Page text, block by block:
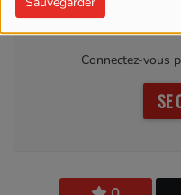
Connectez-vous
SE